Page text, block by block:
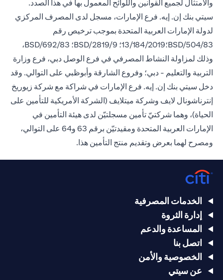
والامتثال لجميع القوانين واللوائح المعمول بها في هذا الصدد.
سيتي بنك إن. إيه. فرع الإمارات، مسجل لدى المصرف المركزي
لدولة الإمارات العربية المتحدة بموجب ترخيص رقم
BSD/504/83؛13/184/2019؛ BSD/2819/9؛ BSD/692/83،
وذلك لمزاولة النشاط المصرفي في فرع الوصل دبي، فرع وزارة
التربية والتعليم - دبي؛ وفروع الشارقة وأبوظبي على التوالي. وقد
دخل سيتي بنك إن. إيه. فرع الإمارات في شراكة مع شركة زيوريخ
إنترناشونال لايف وشركة ميتلايف (الشركة الأمريكية للتأمين على
الحياة)، وهما شركتيّ تأمين مسجلتيّن لدى هيئة التأمين في
الإمارات العربية المتحدة ومقيدتيّن برقم 63 و64 على التوالي،
ومصرح لهما بعرض وتقديم منتج التأمين هذا.
الخدمات المصرفية
إدارة الثروة
المساعدة والدعم
اتصل بنا
الخصوصية والأمن
عن سيتي